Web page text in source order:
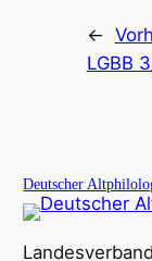
←
LGBB
Deutscher